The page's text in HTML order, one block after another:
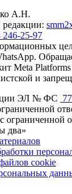
А.Н.
246-25-97
Meta Platforms
и
ЭЛ № ФС
два»
cookie